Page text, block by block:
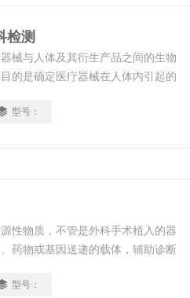
检测
械与人体及其衍生产品之间的生物
的是确定医疗器械在人体内引起的
械生物学评价-中科检测
型号：
性物质，不管是外科手术植入的器
药物或基因送递的载体，辅助诊断
应，因此要对生物材料进行生物安
型号：